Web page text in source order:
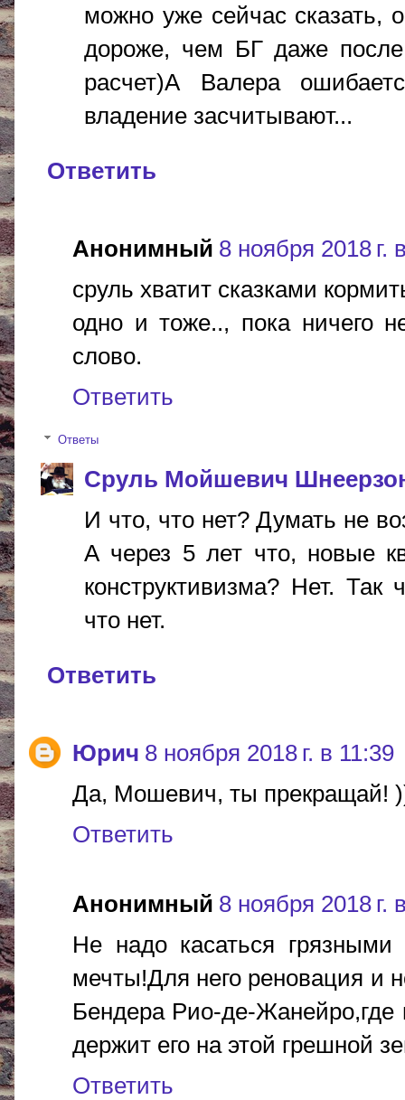
можно уже сейчас сказать,
дороже, чем БГ даже
расчет)А Валера
владение засчитывают...
Ответить
Анонимный 8 ноября 2018 г.
сруль хватит сказками
одно и тоже.., пока ничего
слово.
Ответить
Ответы
Сруль Мойшевич
И что, что нет? Думать не
А через 5 лет что, новые
конструктивизма? Нет.
что нет.
Ответить
Юрич 8 ноября 2018 г. в 11:39
Да, Мошевич, ты прекращай!
Ответить
Анонимный 8 ноября 2018 г.
Не надо касаться грязными
мечты!Для него реновация и
Бендера Рио-де-Жанейро,где
держит его на этой грешной
Ответить